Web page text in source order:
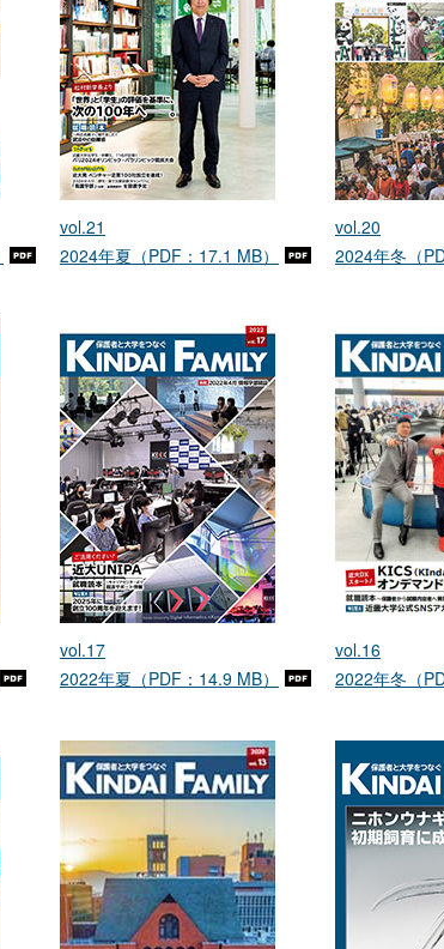
vol.21
2024年夏（PDF：17.1 MB）
vol.20
2024年冬（
vol.17
2022年夏（PDF：14.9 MB）
vol.16
2022年冬（